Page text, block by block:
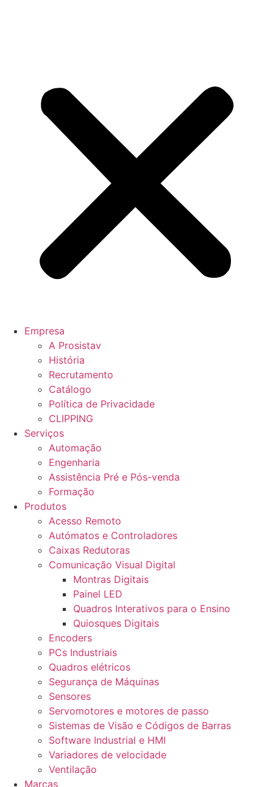
Empresa
A Prosistav
História
Recrutamento
Catálogo
Política de Privacidade
CLIPPING
Serviços
Automação
Engenharia
Assistência Pré e Pós-venda
Formação
Produtos
Acesso Remoto
Autómatos e Controladores
Caixas Redutoras
Comunicação Visual Digital
Montras Digitais
Painel LED
Quadros Interativos para o Ensino
Quiosques Digitais
Encoders
PCs Industriais
Quadros elétricos
Segurança de Máquinas
Sensores
Servomotores e motores de passo
Sistemas de Visão e Códigos de Barras
Software Industrial e HMI
Variadores de velocidade
Ventilação
Marcas